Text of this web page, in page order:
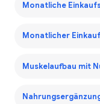
Monatliche
Monatlicher
Muskelaufbau mit